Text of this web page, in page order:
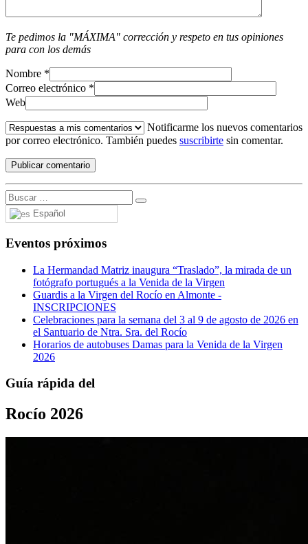
Te pedimos la "MÁXIMA" corrección y respeto en tus opiniones
para con los demás
Nombre *
Correo electrónico *
Web
Notificarme los nuevos comentarios
por correo electrónico. También puedes suscribirte sin comentar.
Español
Eventos próximos
La Hermandad Matriz inaugura “Traslado”, la mirada de un
fotógrafo portugués a la Venida de la Virgen
Guardis a la Virgen del Rocío en Almonte -
INSCRIPCIONES
Celebraciones para la semana del 3 al 9 de agosto de 2026 en
el Santuario de Ntra. Sra. del Rocío
Horarios de autobuses Damas para la Venida de la Virgen
2026
Guía rápida del
Rocío 2026